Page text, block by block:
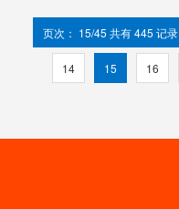
页次： 15/45 共有 445 记录
14 15 16